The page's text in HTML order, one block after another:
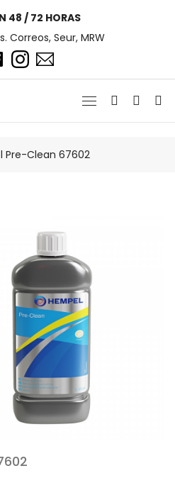
48 / 72 HORAS
Correos, Seur, MRW
Pre-Clean 67602